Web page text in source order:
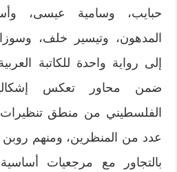
حبايب، وسامية عيسى،
المدهون، وتيسير خلف،
إلى رواية واحدة للكاتبة
ضمن محاور تعكس
الفلسطيني من منطق
عدد من المنظرين، ومنهم روبن
بالتجاور مع مرجعيات